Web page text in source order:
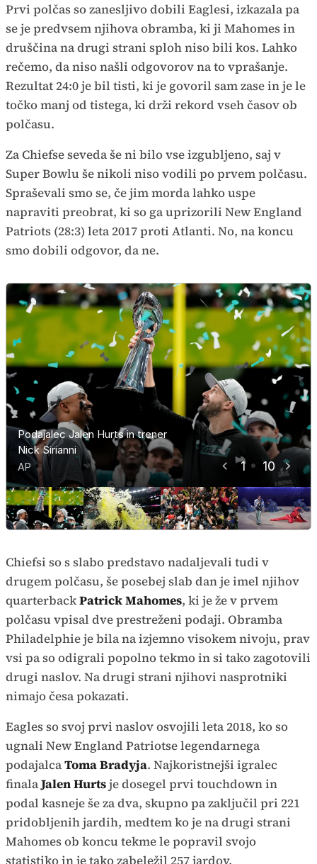
Prvi polčas so zanesljivo dobili Eaglesi, izkazala pa
se je predvsem njihova obramba, ki ji Mahomes in
druščina na drugi strani sploh niso bili kos. Lahko
rečemo, da niso našli odgovorov na to vprašanje.
Rezultat 24:0 je bil tisti, ki je govoril sam zase in je le
točko manj od tistega, ki drži rekord vseh časov ob
polčasu.
Za Chiefse seveda še ni bilo vse izgubljeno, saj v
Super Bowlu še nikoli niso vodili po prvem polčasu.
Spraševali smo se, če jim morda lahko uspe
napraviti preobrat, ki so ga uprizorili New England
Patriots (28:3) leta 2017 proti Atlanti. No, na koncu
smo dobili odgovor, da ne.
1 10
Podajalec Jalen Hurts in trener
Nick Sirianni
AP
NFL
NFL
Kendrick Lamar in gostja večera
SZA
Profimedia
NFL
Super bowl AP
Super bowl AP
Super bowl AP
Super bowl AP
Super bowl AP
Chiefsi so s slabo predstavo nadaljevali tudi v
drugem polčasu, še posebej slab dan je imel njihov
quarterbackPatrick Mahomes, ki je že v prvem
polčasu vpisal dve prestreženi podaji. Obramba
Philadelphie je bila na izjemno visokem nivoju, prav
vsi pa so odigrali popolno tekmo in si tako zagotovili
drugi naslov. Na drugi strani njihovi nasprotniki
nimajo česa pokazati.
Eagles so svoj prvi naslov osvojili leta 2018, ko so
ugnali New England Patriotse legendarnega
podajalcaToma Bradyja. Najkoristnejši igralec
finalaJalen Hurtsje dosegel prvi touchdown in
podal kasneje še za dva, skupno pa zaključil pri 221
pridobljenih jardih, medtem ko je na drugi strani
Mahomes ob koncu tekme le popravil svojo